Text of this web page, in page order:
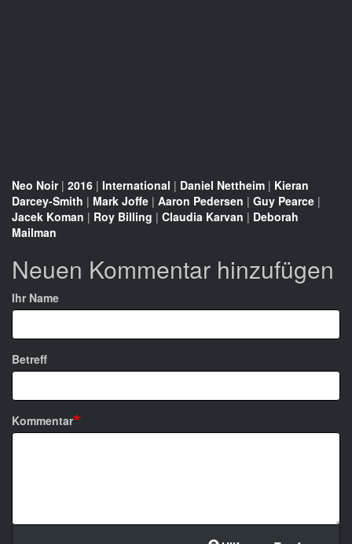
Neo Noir| 2016 | International | Daniel Nettheim | Kieran
Darcey-Smith | Mark Joffe | Aaron Pedersen | Guy Pearce |
Jacek Koman | Roy Billing | Claudia Karvan | Deborah
Mailman
Neuen Kommentar hinzufügen
Ihr Name
Betreff
Kommentar